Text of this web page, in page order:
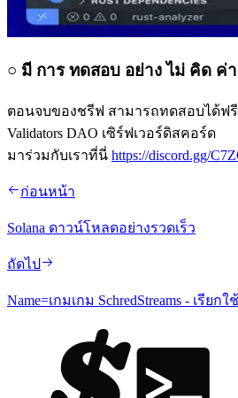
○ มี การ ทดสอบ อย่าง ไม่ คิด ค่า
ตอนจบของชรีฟ สามารถทดสอบได้ฟ
Validators DAO เซิร์ฟเวอร์ดิสคอร์ด
มาร่วมกับเราที่นี่ https://discord.gg/
ก่อนหน้า
Solana ดาวน์โหลดอย่างรวดเร็ว
ถัดไป
Name=เกมเกม SchredStreams - เรียก